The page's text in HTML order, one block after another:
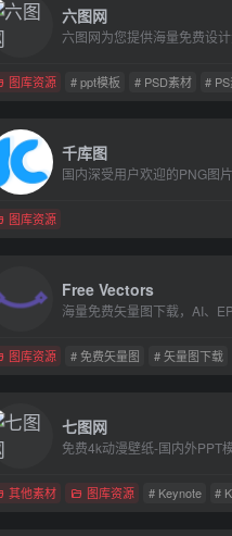
六图网
图库资源 # ppt模板 # PSD素材 #
千库图
图库资源
Free Vectors
图库资源 # 免费矢量图 # 矢量图下载
七图网
免费4k动漫壁纸-国内外PPT
其他素材 图库资源 # Keynote #